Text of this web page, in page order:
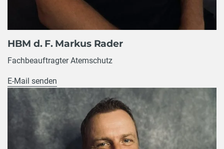
HBM d. F. Markus Rader
Fachbeauftragter Atemschutz
E-Mail senden